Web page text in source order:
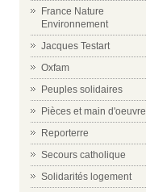
France Nature
Environnement
Jacques Testart
Oxfam
Peuples solidaires
Pièces et main d'oeuvre
Reporterre
Secours catholique
Solidarités logement